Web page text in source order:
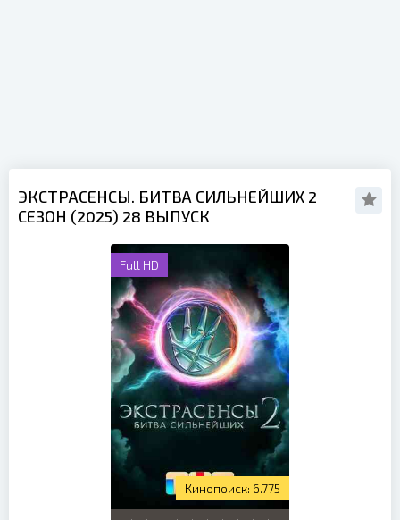
ЭКСТРАСЕНСЫ. БИТВА СИЛЬНЕЙШИХ 2
СЕЗОН (2025) 28 ВЫПУСК
Full HD
6.775